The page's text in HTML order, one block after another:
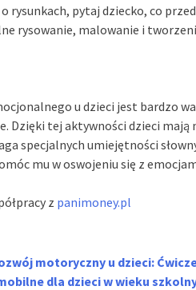
rysunkach, pytaj dziecko, co
rysowanie, malowanie i
u dzieci jest bardzo
Dzięki tej aktywności dzieci
specjalnych umiejętności
mu w oswojeniu się z
z panimoney.pl
motoryczny u dzieci:
dla dzieci w wieku